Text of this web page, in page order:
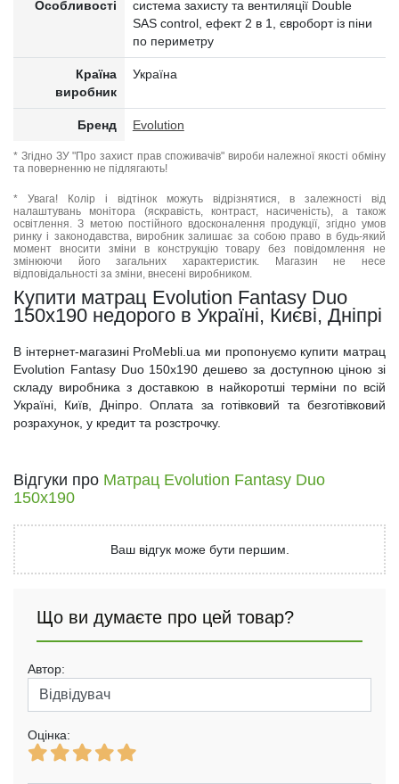
Особливості
система захисту та вентиляції Double
SAS control, ефект 2 в 1, євроборт із піни
по периметру
Країна
виробник
Україна
Бренд Evolution
* Згідно ЗУ "Про захист прав споживачів" вироби належної якості обміну
та поверненню не підлягають!
* Увага! Колір і відтінок можуть відрізнятися, в залежності від
налаштувань монітора (яскравість, контраст, насиченість), а також
освітлення. З метою постійного вдосконалення продукції, згідно умов
ринку і законодавства, виробник залишає за собою право в будь-який
момент вносити зміни в конструкцію товару без повідомлення не
змінюючи його загальних характеристик. Магазин не несе
відповідальності за зміни, внесені виробником.
Купити матрац Evolution Fantasy Duo
150x190 недорого в Україні, Києві, Дніпрі
В інтернет-магазині ProMebli.ua ми пропонуємо купити матрац
Evolution Fantasy Duo 150x190 дешево за доступною ціною зі
складу виробника з доставкою в найкоротші терміни по всій
Україні, Київ, Дніпро. Оплата за готівковий та безготівковий
розрахунок, у кредит та розстрочку.
Відгуки про Матрац Evolution Fantasy Duo
150х190
Ваш відгук може бути першим.
Що ви думаєте про цей товар?
Автор:
Оцінка: